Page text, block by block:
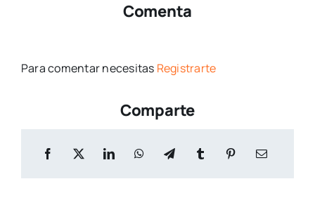
Comenta
Para comentar necesitas Registrarte
Comparte